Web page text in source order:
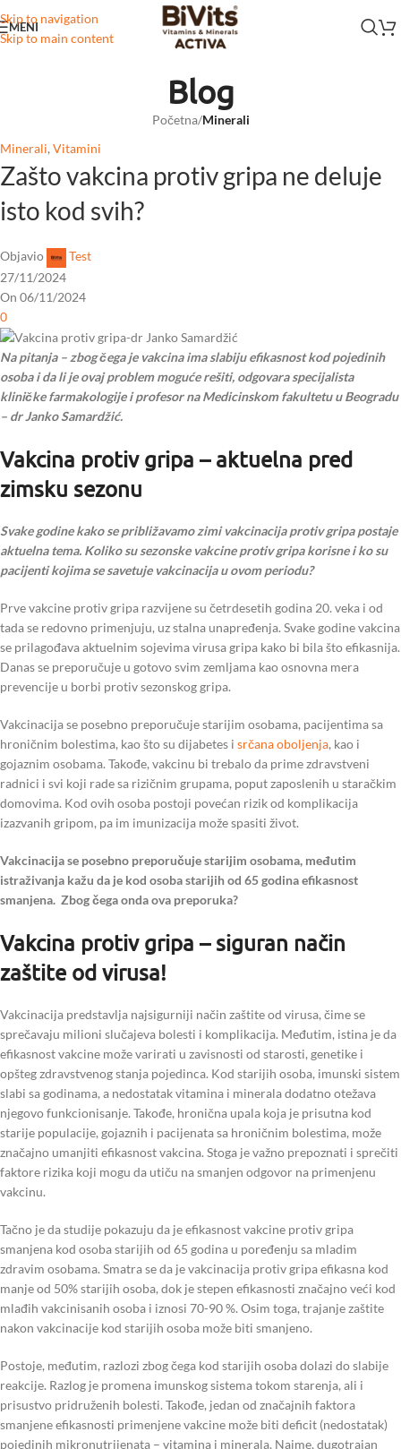
Skip to navigation
Skip to main content
MENI
Blog
Početna/Minerali
Minerali, Vitamini
Zašto vakcina protiv gripa ne deluje
isto kod svih?
Objavio
Test
27/11/2024
On 06/11/2024
0
Na pitanja – zbogčega je vakcina ima slabiju efikasnost kod pojedinih
osoba i da li je ovaj problem moguće rešiti, odgovara specijalista
kliničke farmakologije i profesor na Medicinskom fakultetu u Beogradu
– dr Janko Samardžić.
Vakcina protiv gripa – aktuelna pred
zimsku sezonu
Svake godine kako se približavamo zimi vakcinacija protiv gripa postaje
aktuelna tema. Koliko su sezonske vakcine protiv gripa korisne i ko su
pacijenti kojima se savetuje vakcinacija u ovom periodu?
Prve vakcine protiv gripa razvijene su četrdesetih godina 20. veka i od
tada se redovno primenjuju, uz stalna unapređenja. Svake godine vakcina
se prilagođava aktuelnim sojevima virusa gripa kako bi bila što efikasnija.
Danas se preporučuje u gotovo svim zemljama kao osnovna mera
prevencije u borbi protiv sezonskog gripa.
Vakcinacija se posebno preporučuje starijim osobama, pacijentima sa
hroničnim bolestima, kao što su dijabetes i srčana oboljenja, kao i
gojaznim osobama. Takođe, vakcinu bi trebalo da prime zdravstveni
radnici i svi koji rade sa rizičnim grupama, poput zaposlenih u staračkim
domovima. Kod ovih osoba postoji povećan rizik od komplikacija
izazvanih gripom, pa im imunizacija može spasiti život.
Vakcinacija se posebno preporučuje starijim osobama, međutim
istraživanja kažu da je kod osoba starijih od 65 godina efikasnost
smanjena. Zbog čega onda ova preporuka?
Vakcina protiv gripa – siguran način
zaštite od virusa!
Vakcinacija predstavlja najsigurniji način zaštite od virusa, čime se
sprečavaju milioni slučajeva bolesti i komplikacija. Međutim, istina je da
efikasnost vakcine može varirati u zavisnosti od starosti, genetike i
opšteg zdravstvenog stanja pojedinca. Kod starijih osoba, imunski sistem
slabi sa godinama, a nedostatak vitamina i minerala dodatno otežava
njegovo funkcionisanje. Takođe, hronična upala koja je prisutna kod
starije populacije, gojaznih i pacijenata sa hroničnim bolestima, može
značajno umanjiti efikasnost vakcina. Stoga je važno prepoznati i sprečiti
faktore rizika koji mogu da utiču na smanjen odgovor na primenjenu
vakcinu.
Tačno je da studije pokazuju da je efikasnost vakcine protiv gripa
smanjena kod osoba starijih od 65 godina u poređenju sa mladim
zdravim osobama. Smatra se da je vakcinacija protiv gripa efikasna kod
manje od 50% starijih osoba, dok je stepen efikasnosti značajno veći kod
mlađih vakcinisanih osoba i iznosi 70-90 %. Osim toga, trajanje zaštite
nakon vakcinacije kod starijih osoba može biti smanjeno.
Postoje, međutim, razlozi zbog čega kod starijih osoba dolazi do slabije
reakcije. Razlog je promena imunskog sistema tokom starenja, ali i
prisustvo pridruženih bolesti. Takođe, jedan od značajnih faktora
smanjene efikasnosti primenjene vakcine može biti deficit (nedostatak)
pojedinih mikronutrijenata – vitamina i minerala. Naime, dugotrajan